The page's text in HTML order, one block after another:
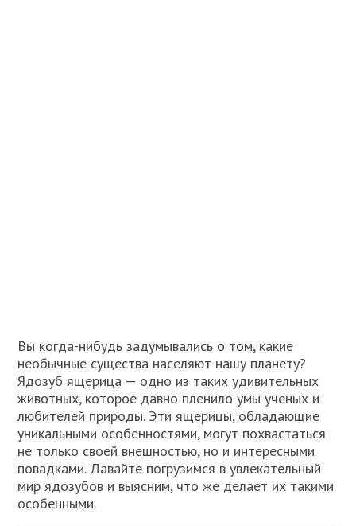
Вы когда-нибудь задумывались о том, какие
необычные существа населяют нашу планету?
Ядозуб ящерица — одно из таких удивительных
животных, которое давно пленило умы ученых и
любителей природы. Эти ящерицы, обладающие
уникальными особенностями, могут похвастаться
не только своей внешностью, но и интересными
повадками. Давайте погрузимся в увлекательный
мир ядозубов и выясним, что же делает их такими
особенными.